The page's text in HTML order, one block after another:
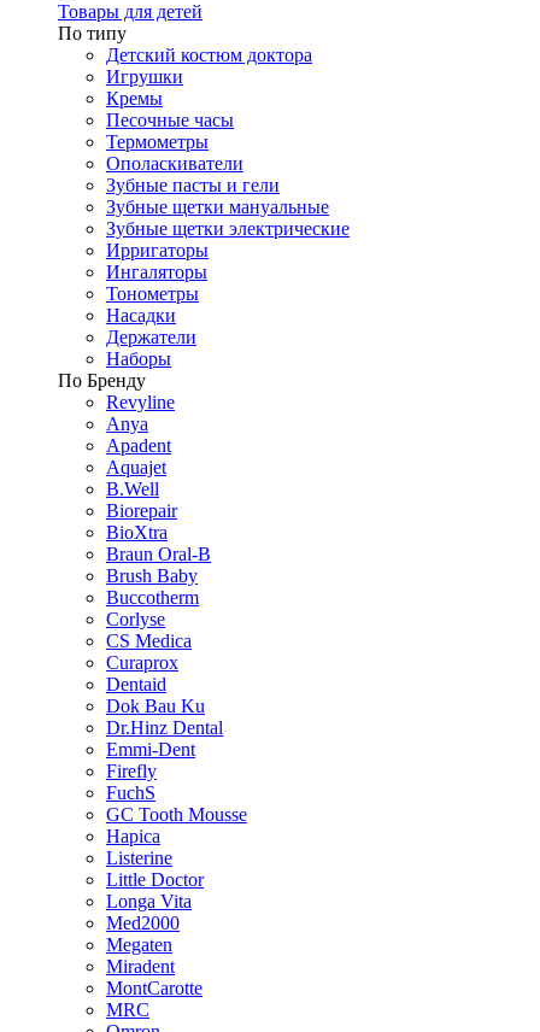
Товары для детей
По типу
Детский костюм доктора
Игрушки
Кремы
Песочные часы
Термометры
Ополаскиватели
Зубные пасты и гели
Зубные щетки мануальные
Зубные щетки электрические
Ирригаторы
Ингаляторы
Тонометры
Насадки
Держатели
Наборы
По Бренду
Revyline
Anya
Apadent
Aquajet
B.Well
Biorepair
BioXtra
Braun Oral-B
Brush Baby
Buccotherm
Corlyse
CS Medica
Curaprox
Dentaid
Dok Bau Ku
Dr.Hinz Dental
Emmi-Dent
Firefly
FuchS
GC Tooth Mousse
Hapica
Listerine
Little Doctor
Longa Vita
Med2000
Megaten
Miradent
MontCarotte
MRC